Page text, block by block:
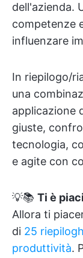
dell'azienda.
competenze
influenzare
In riepilogo/
una
applicazione
giuste,
tecnologia,
e agite con
💡📚 Ti è
Allora ti
di 25
produttività.